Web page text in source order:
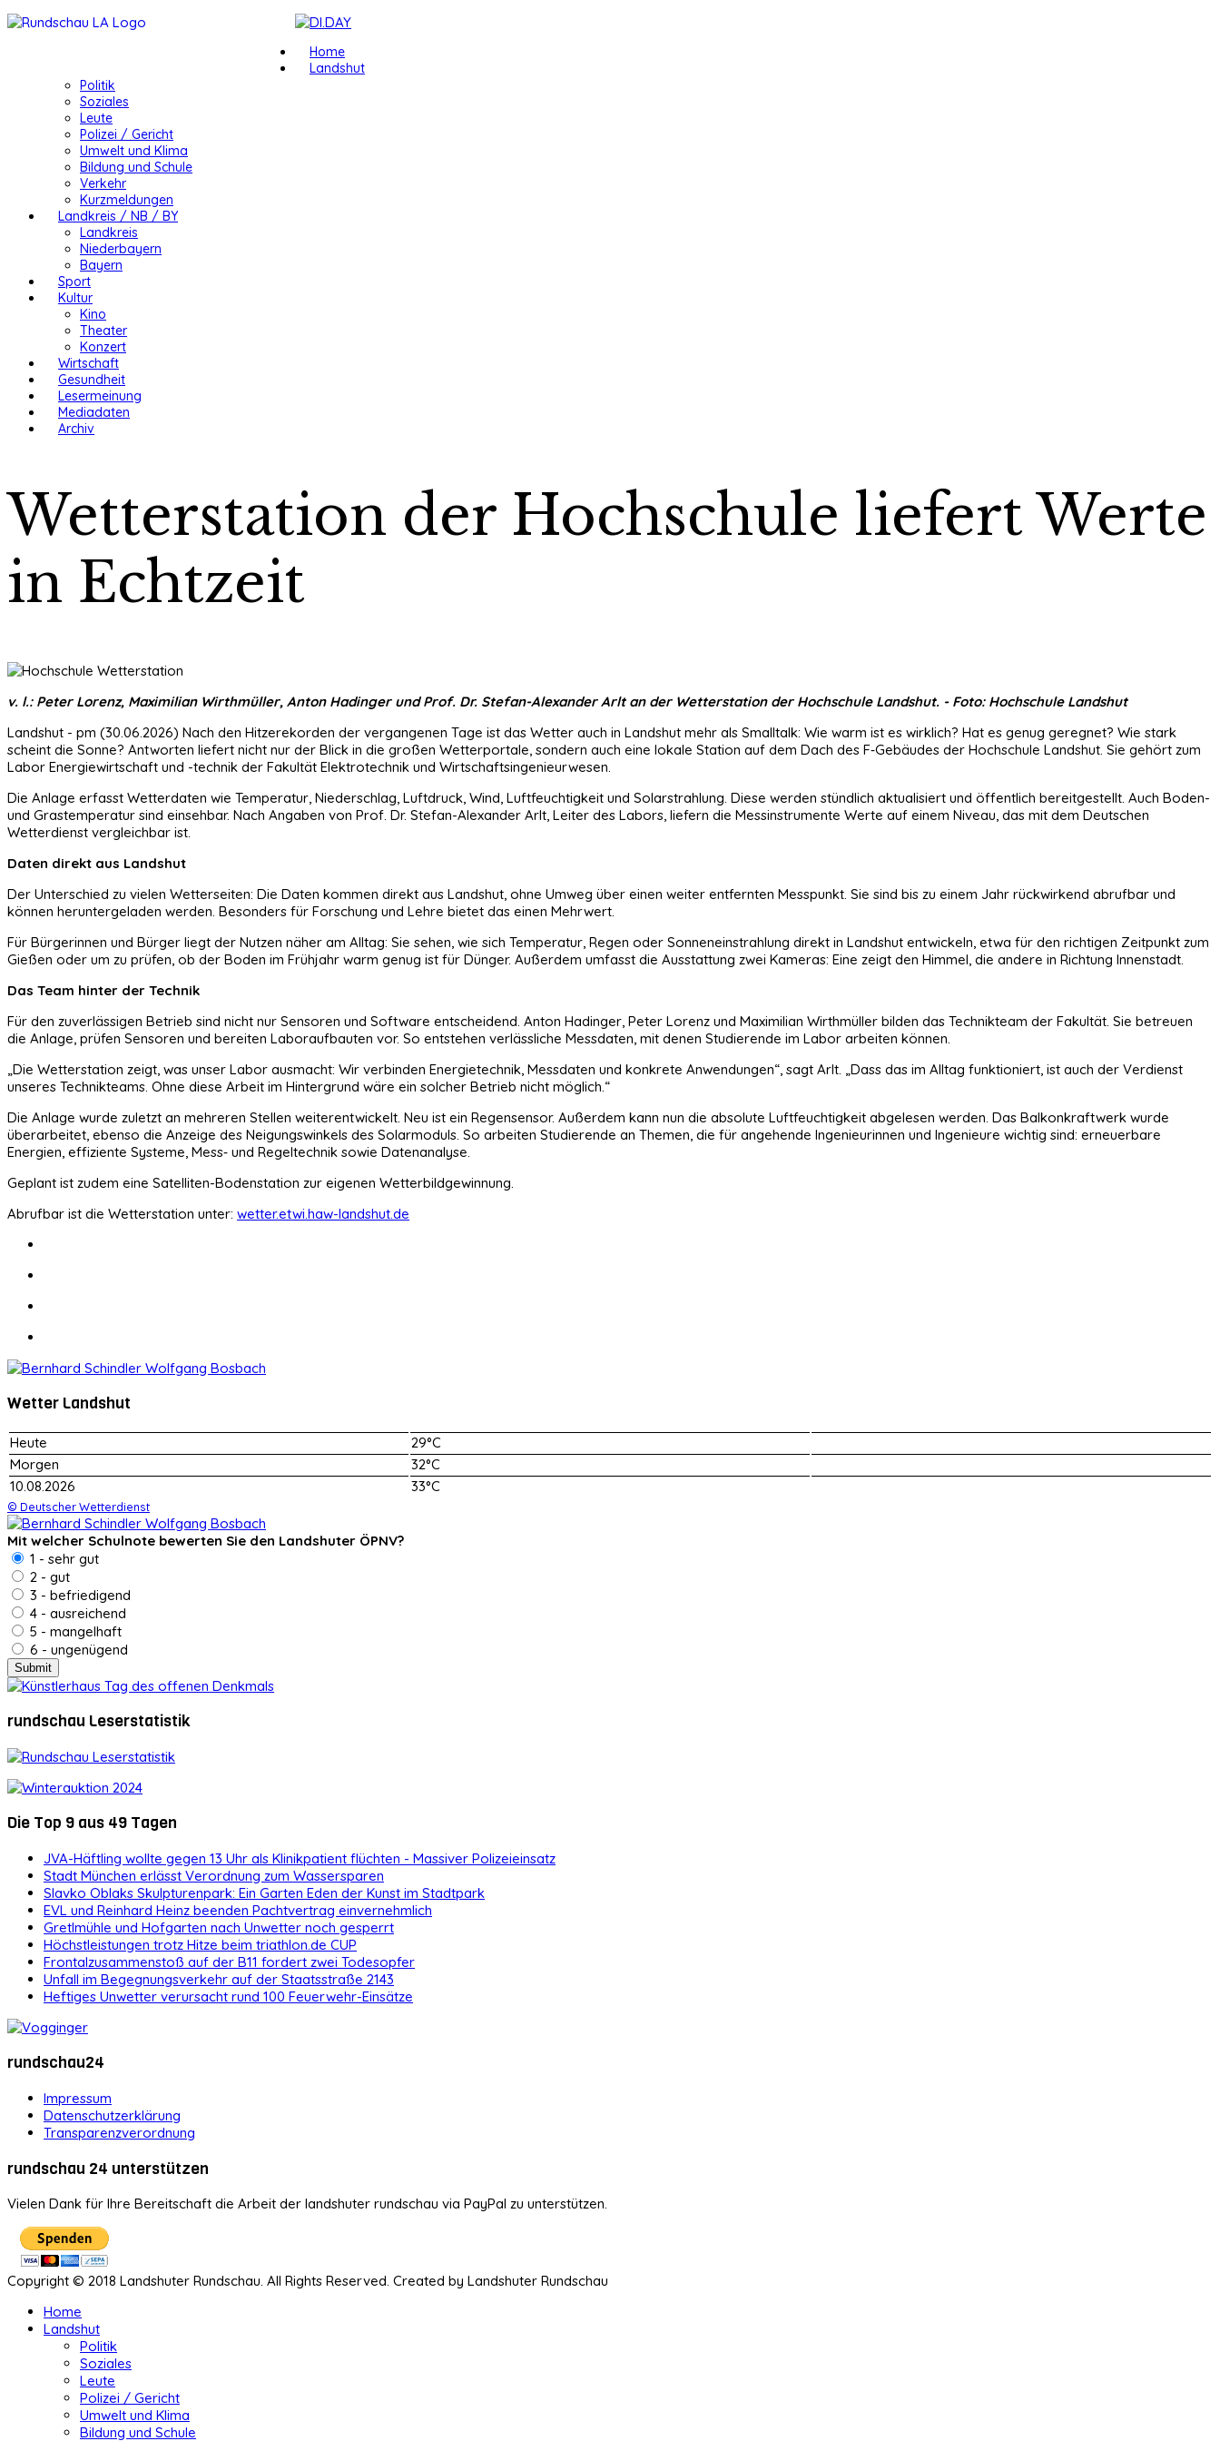
Home
Landshut
Politik
Soziales
Leute
Polizei / Gericht
Umwelt und Klima
Bildung und Schule
Verkehr
Kurzmeldungen
Landkreis / NB / BY
Landkreis
Niederbayern
Bayern
Sport
Kultur
Kino
Theater
Konzert
Wirtschaft
Gesundheit
Lesermeinung
Mediadaten
Archiv
Wetterstation der Hochschule liefert Werte
in Echtzeit
v. l.: Peter Lorenz, Maximilian Wirthmüller, Anton Hadinger und Prof. Dr. Stefan-Alexander Arlt an der Wetterstation der Hochschule Landshut. - Foto: Hochschule Landshut
Landshut - pm (30.06.2026) Nach den Hitzerekorden der vergangenen Tage ist das Wetter auch in Landshut mehr als Smalltalk: Wie warm ist es wirklich? Hat es genug geregnet? Wie stark
scheint die Sonne? Antworten liefert nicht nur der Blick in die großen Wetterportale, sondern auch eine lokale Station auf dem Dach des F‑Gebäudes der Hochschule Landshut. Sie gehört zum
Labor Energiewirtschaft und -technik der Fakultät Elektrotechnik und Wirtschaftsingenieurwesen.
Die Anlage erfasst Wetterdaten wie Temperatur, Niederschlag, Luftdruck, Wind, Luftfeuchtigkeit und Solarstrahlung. Diese werden stündlich aktualisiert und öffentlich bereitgestellt. Auch Boden-
und Grastemperatur sind einsehbar. Nach Angaben von Prof. Dr. Stefan-Alexander Arlt, Leiter des Labors, liefern die Messinstrumente Werte auf einem Niveau, das mit dem Deutschen
Wetterdienst vergleichbar ist.
Daten direkt aus Landshut
Der Unterschied zu vielen Wetterseiten: Die Daten kommen direkt aus Landshut, ohne Umweg über einen weiter entfernten Messpunkt. Sie sind bis zu einem Jahr rückwirkend abrufbar und
können heruntergeladen werden. Besonders für Forschung und Lehre bietet das einen Mehrwert.
Für Bürgerinnen und Bürger liegt der Nutzen näher am Alltag: Sie sehen, wie sich Temperatur, Regen oder Sonneneinstrahlung direkt in Landshut entwickeln, etwa für den richtigen Zeitpunkt zum
Gießen oder um zu prüfen, ob der Boden im Frühjahr warm genug ist für Dünger. Außerdem umfasst die Ausstattung zwei Kameras: Eine zeigt den Himmel, die andere in Richtung Innenstadt.
Das Team hinter der Technik
Für den zuverlässigen Betrieb sind nicht nur Sensoren und Software entscheidend. Anton Hadinger, Peter Lorenz und Maximilian Wirthmüller bilden das Technikteam der Fakultät. Sie betreuen
die Anlage, prüfen Sensoren und bereiten Laboraufbauten vor. So entstehen verlässliche Messdaten, mit denen Studierende im Labor arbeiten können.
„Die Wetterstation zeigt, was unser Labor ausmacht: Wir verbinden Energietechnik, Messdaten und konkrete Anwendungen“, sagt Arlt. „Dass das im Alltag funktioniert, ist auch der Verdienst
unseres Technikteams. Ohne diese Arbeit im Hintergrund wäre ein solcher Betrieb nicht möglich.“
Die Anlage wurde zuletzt an mehreren Stellen weiterentwickelt. Neu ist ein Regensensor. Außerdem kann nun die absolute Luftfeuchtigkeit abgelesen werden. Das Balkonkraftwerk wurde
überarbeitet, ebenso die Anzeige des Neigungswinkels des Solarmoduls. So arbeiten Studierende an Themen, die für angehende Ingenieurinnen und Ingenieure wichtig sind: erneuerbare
Energien, effiziente Systeme, Mess‑ und Regeltechnik sowie Datenanalyse.
Geplant ist zudem eine Satelliten-Bodenstation zur eigenen Wetterbildgewinnung.
Abrufbar ist die Wetterstation unter: wetter.etwi.haw-landshut.de
Wetter Landshut
Heute
29°C
Morgen
32°C
10.08.2026
33°C
© Deutscher Wetterdienst
Mit welcher Schulnote bewerten Sie den Landshuter ÖPNV?
1 - sehr gut
2 - gut
3 - befriedigend
4 - ausreichend
5 - mangelhaft
6 - ungenügend
rundschau Leserstatistik
Die Top 9 aus 49 Tagen
JVA-Häftling wollte gegen 13 Uhr als Klinikpatient flüchten - Massiver Polizeieinsatz
Stadt München erlässt Verordnung zum Wassersparen
Slavko Oblaks Skulpturenpark: Ein Garten Eden der Kunst im Stadtpark
EVL und Reinhard Heinz beenden Pachtvertrag einvernehmlich
Gretlmühle und Hofgarten nach Unwetter noch gesperrt
Höchstleistungen trotz Hitze beim triathlon.de CUP
Frontalzusammenstoß auf der B11 fordert zwei Todesopfer
Unfall im Begegnungsverkehr auf der Staatsstraße 2143
Heftiges Unwetter verursacht rund 100 Feuerwehr-Einsätze
rundschau24
Impressum
Datenschutzerklärung
Transparenzverordnung
rundschau 24 unterstützen
Vielen Dank für Ihre Bereitschaft die Arbeit der landshuter rundschau via PayPal zu unterstützen.
Copyright © 2018 Landshuter Rundschau. All Rights Reserved. Created by Landshuter Rundschau
Home
Landshut
Politik
Soziales
Leute
Polizei / Gericht
Umwelt und Klima
Bildung und Schule